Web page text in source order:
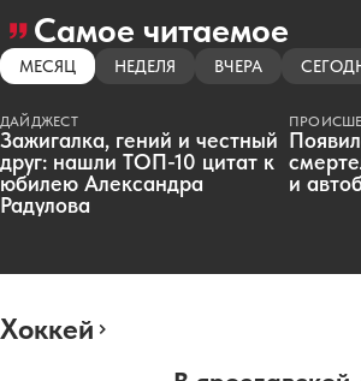
Самое читаемое
МЕСЯЦ НЕДЕЛЯ ВЧЕРА
ДАЙДЖЕСТ
Зажигалка, гений и честный
друг: нашли ТОП-10 цитат к
юбилею Александра
Радулова
и
Хоккей